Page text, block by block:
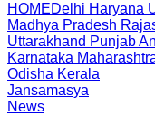
HOMEDelhi Haryana
Madhya Pradesh
Uttarakhand Punjab
Karnataka
Odisha Kerala
Jansamasya
News